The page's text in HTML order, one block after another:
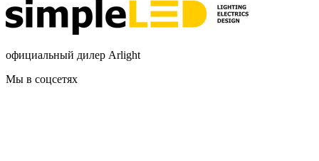
официальный дилер Arlight
Мы в соцсетях